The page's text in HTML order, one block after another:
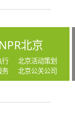
北京
行
北京活动策划
务
北京公关公司